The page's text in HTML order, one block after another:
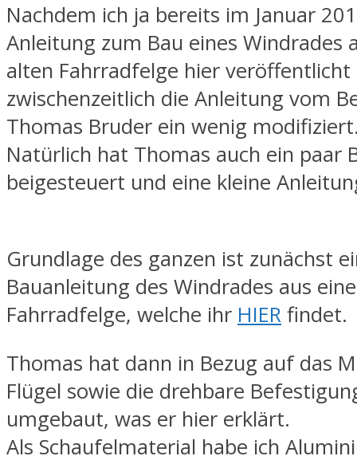
Nachdem ich ja bereits im Januar
Anleitung zum Bau eines Windrades
alten Fahrradfelge hier veröffentlicht
zwischenzeitlich die Anleitung vom
Thomas Bruder ein wenig
Natürlich hat Thomas auch ein paar
beigesteuert und eine kleine
Grundlage des ganzen ist zunächst
Bauanleitung des Windrades aus
Fahrradfelge, welche ihr HIER findet.
Thomas hat dann in Bezug auf das
Flügel sowie die drehbare
umgebaut, was er hier erklärt.
Als Schaufelmaterial habe ich